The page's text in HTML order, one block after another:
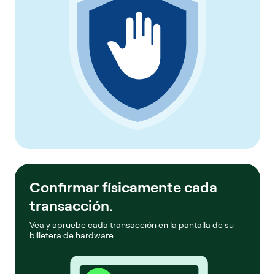
Confirmar físicamente cada
transacción.
Vea y apruebe cada transacción en la pantalla de su
billetera de hardware.